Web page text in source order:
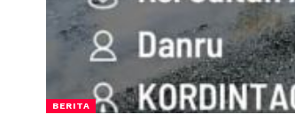
BERITA